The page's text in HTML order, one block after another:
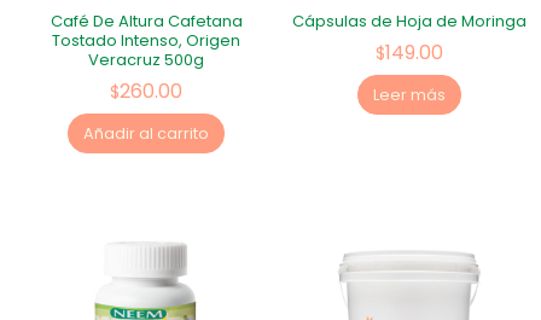
Café De Altura Cafetana
Tostado Intenso, Origen
Veracruz 500g
$260.00
Añadir al carrito
Cápsulas de Hoja de Moringa
$149.00
Leer más